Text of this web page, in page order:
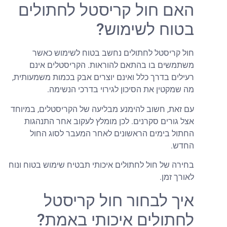
האם חול קריסטל לחתולים
בטוח לשימוש?
חול קריסטל לחתולים נחשב בטוח לשימוש כאשר
משתמשים בו בהתאם להוראות. הקריסטלים אינם
רעילים בדרך כלל ואינם יוצרים אבק בכמות משמעותית,
מה שמקטין את הסיכון לגירוי בדרכי הנשימה.
עם זאת, חשוב להימנע מבליעה של הקריסטלים, במיוחד
אצל גורים סקרנים. לכן מומלץ לעקוב אחר התנהגות
החתול בימים הראשונים לאחר המעבר לסוג החול
בחירה של חול לחתולים איכותי תבטיח שימוש בטוח ונוח
לאורך זמן.
איך לבחור חול קריסטל
לחתולים איכותי באמת?